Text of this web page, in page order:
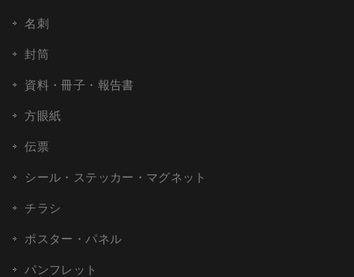
名刺
封筒
資料・冊子・報告書
方眼紙
伝票
シール・ステッカー・マグネット
チラシ
ポスター・パネル
パンフレット